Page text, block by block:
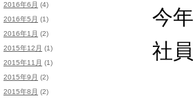
2016年6月 (4)
2016年5月 (1)
2016年1月 (2)
2015年12月 (1)
2015年11月 (1)
2015年9月 (2)
2015年8月 (2)
今
社